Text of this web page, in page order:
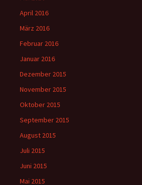
April 2016
März 2016
Februar 2016
Januar 2016
Dezember 2015
November 2015
Oktober 2015
September 2015
August 2015
Juli 2015
Juni 2015
Mai 2015